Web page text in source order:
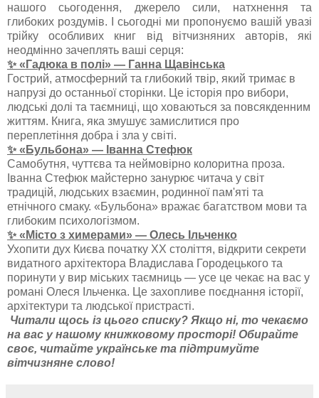
нашого сьогодення, джерело сили, натхнення та
глибоких роздумів. І сьогодні ми пропонуємо вашій увазі
трійку особливих книг від вітчизняних авторів, які
неодмінно зачеплять ваші серця:
✨ «Гадюка в полі» — Ганна Щавінська
Гострий, атмосферний та глибокий твір, який тримає в
напрузі до останньої сторінки. Це історія про вибори,
людські долі та таємниці, що ховаються за повсякденним
життям. Книга, яка змушує замислитися про
переплетіння добра і зла у світі.
✨ «Бульбона» — Іванна Стефюк
Самобутня, чуттєва та неймовірно колоритна проза.
Іванна Стефюк майстерно занурює читача у світ
традицій, людських взаємин, родинної пам'яті та
етнічного смаку. «Бульбона» вражає багатством мови та
глибоким психологізмом.
✨ «Місто з химерами» — Олесь Ільченко
Ухопити дух Києва початку XX століття, відкрити секрети
видатного архітектора Владислава Городецького та
поринути у вир міських таємниць — усе це чекає на вас у
романі Олеся Ільченка. Це захопливе поєднання історії,
архітектури та людської пристрасті.
Читали щось із цього списку? Якщо ні, то чекаємо
на вас у нашому книжковому просторі! Обирайте
своє, читайте українське та підтримуйте
вітчизняне слово!